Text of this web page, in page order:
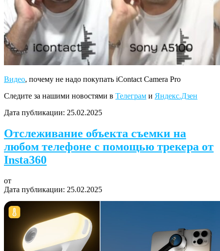
Видео, почему не надо покупать iContact Camera Pro
Следите за нашими новостями в Телеграм и Яндекс.Дзен
Дата публикации: 25.02.2025
Отслеживание объекта съемки на
любом телефоне с помощью трекера от
Insta360
от
Дата публикации: 25.02.2025